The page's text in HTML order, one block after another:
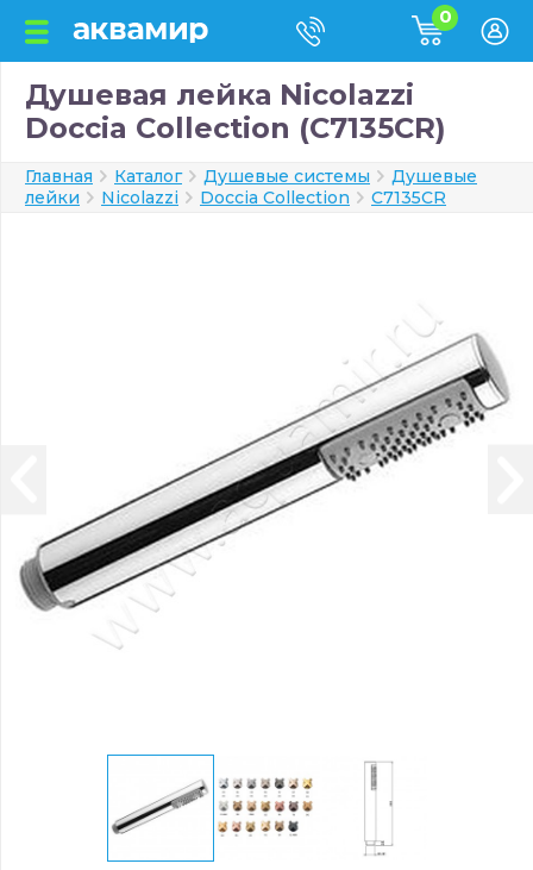
0
Душевая лейка Nicolazzi
Doccia Collection (C7135CR)
Главная Каталог Душевые системы
Душевые
лейки
Nicolazzi Doccia Collection C7135CR